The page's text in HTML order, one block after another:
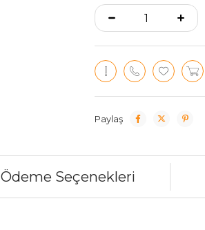
Paylaş
Ödeme Seçenekleri